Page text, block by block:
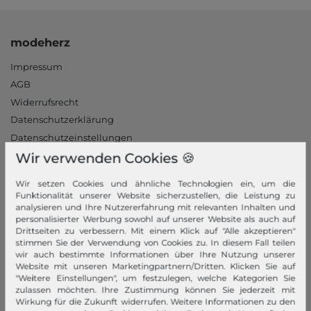
modeherz
Impressum
AGB
Widerrufsrecht
Datenschutzerklärung
Datenschutzeinstellungen
Barrierefreiheitserklärung
Unsere Stores
Mein Konto
Login
Neukunde?
Informationen
Kontakt
Wir verwenden Cookies 🍪
Wir setzen Cookies und ähnliche Technologien ein, um die
Funktionalität unserer Website sicherzustellen, die Leistung zu
analysieren und Ihre Nutzererfahrung mit relevanten Inhalten und
personalisierter Werbung sowohl auf unserer Website als auch auf
Drittseiten zu verbessern. Mit einem Klick auf "Alle akzeptieren"
stimmen Sie der Verwendung von Cookies zu. In diesem Fall teilen
wir auch bestimmte Informationen über Ihre Nutzung unserer
Website mit unseren Marketingpartnern/Dritten. Klicken Sie auf
"Weitere Einstellungen", um festzulegen, welche Kategorien Sie
zulassen möchten. Ihre Zustimmung können Sie jederzeit mit
Wirkung für die Zukunft widerrufen. Weitere Informationen zu den